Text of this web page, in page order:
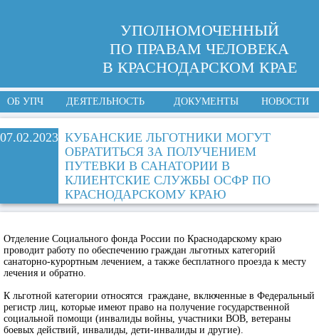
УПОЛНОМОЧЕННЫЙ
ПО ПРАВАМ ЧЕЛОВЕКА
В КРАСНОДАРСКОМ КРАЕ
ОБ УПЧ ДЕЯТЕЛЬНОСТЬ ДОКУМЕНТЫ НОВОСТИ
07.02.2023 КУБАНСКИЕ ЛЬГОТНИКИ МОГУТ
ОБРАТИТЬСЯ ЗА ПОЛУЧЕНИЕМ
ПУТЕВКИ В САНАТОРИИ В
КЛИЕНТСКИЕ СЛУЖБЫ ОСФР ПО
КРАСНОДАРСКОМУ КРАЮ
Отделение Социального фонда России по Краснодарскому краю
проводит работу по обеспечению граждан льготных категорий
санаторно-курортным лечением, а также бесплатного проезда к месту
лечения и обратно.
К льготной категории относятся граждане, включенные в Федеральный
регистр лиц, которые имеют право на получение государственной
социальной помощи (инвалиды войны, участники ВОВ, ветераны
боевых действий, инвалиды, дети-инвалиды и другие).